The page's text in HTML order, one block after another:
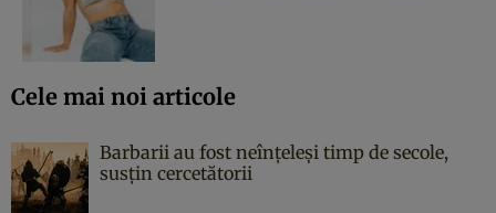
Cele mai noi articole
Barbarii au fost neînțeleși timp de secole,
susțin cercetătorii